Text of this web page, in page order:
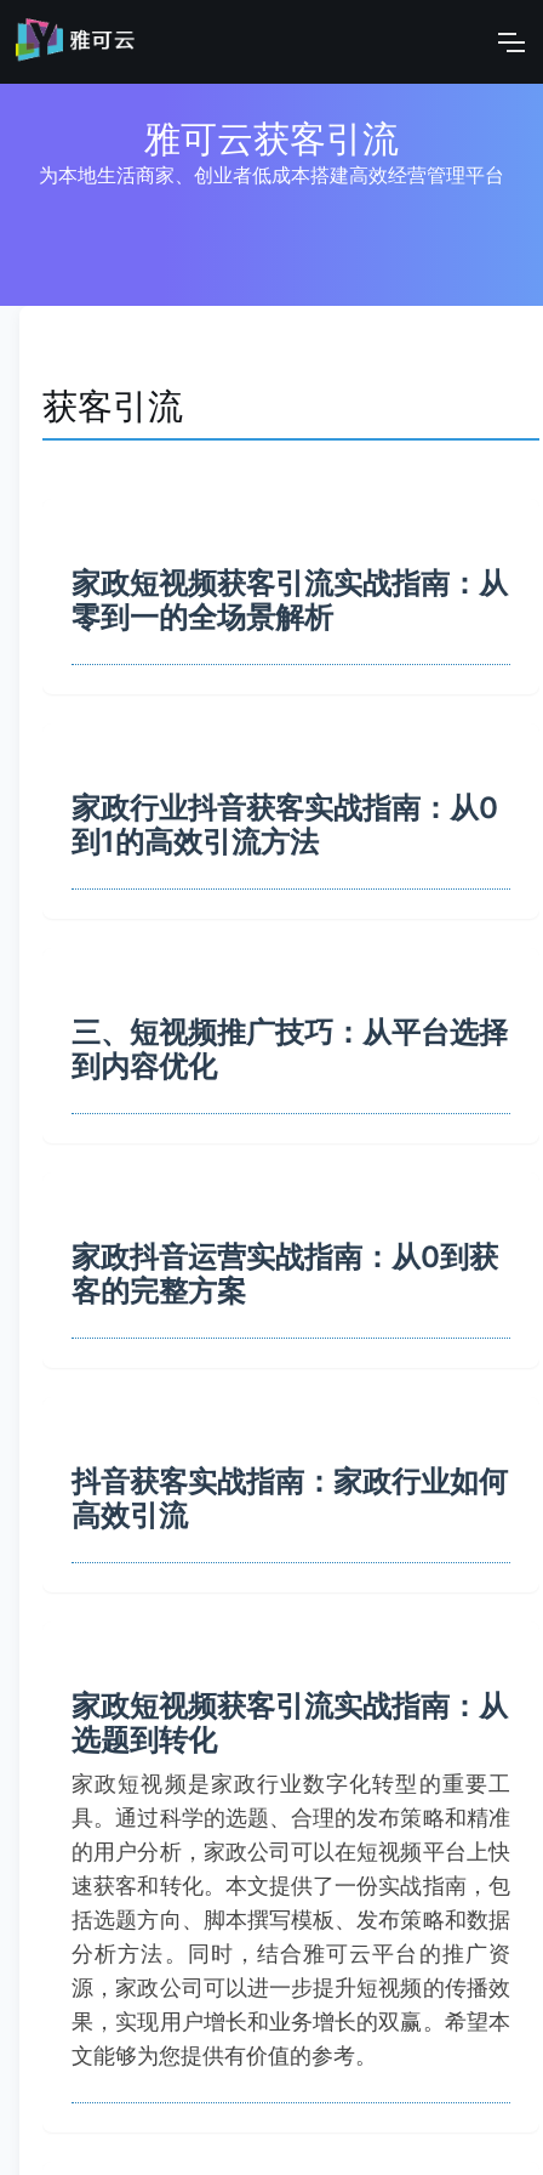
雅可云获客引流
为本地生活商家、创业者低成本搭建高效经营管理平台
获客引流
家政短视频获客引流实战指南：从
零到一的全场景解析
家政行业抖音获客实战指南：从0
到1的高效引流方法
三、短视频推广技巧：从平台选择
到内容优化
家政抖音运营实战指南：从0到获
客的完整方案
抖音获客实战指南：家政行业如何
高效引流
家政短视频获客引流实战指南：从
选题到转化
家政短视频是家政行业数字化转型的重要工
具。通过科学的选题、合理的发布策略和精准
的用户分析，家政公司可以在短视频平台上快
速获客和转化。本文提供了一份实战指南，包
括选题方向、脚本撰写模板、发布策略和数据
分析方法。同时，结合雅可云平台的推广资
源，家政公司可以进一步提升短视频的传播效
果，实现用户增长和业务增长的双赢。希望本
文能够为您提供有价值的参考。